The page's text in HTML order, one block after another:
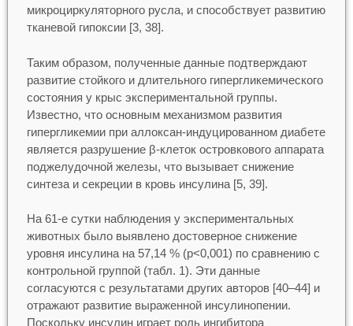
микроциркуляторного русла, и способствует развитию
тканевой гипоксии [3, 38].
Таким образом, полученные данные подтверждают
развитие стойкого и длительного гипергликемического
состояния у крыс экспериментальной группы.
Известно, что основным механизмом развития
гипергликемии при аллоксан-индуцированном диабете
является разрушение β-клеток островкового аппарата
поджелудочной железы, что вызывает снижение
синтеза и секреции в кровь инсулина [5, 39].
На 61-е сутки наблюдения у экспериментальных
животных было выявлено достоверное снижение
уровня инсулина на 57,14 % (p<0,001) по сравнению с
контрольной группой (табл. 1). Эти данные
согласуются с результатами других авторов [40–44] и
отражают развитие выраженной инсулинопении.
Поскольку инсулин играет роль ингибитора